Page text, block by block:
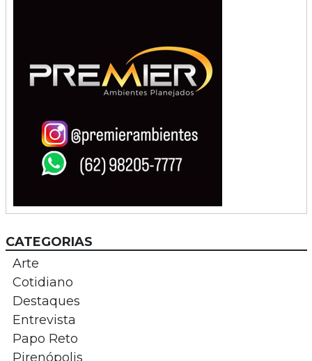
CATEGORIAS
Arte
Cotidiano
Destaques
Entrevista
Papo Reto
Pirenópolis